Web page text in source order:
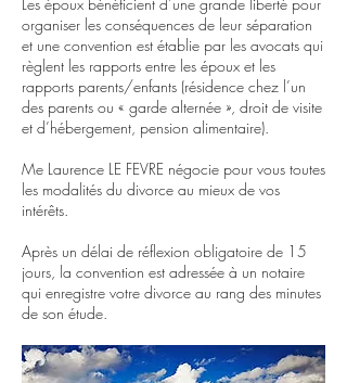
organiser les conséquences de leur séparation
et une convention est établie par les avocats qui
règlent les rapports entre les époux et les
rapports parents/enfants (résidence chez l’un
des parents ou « garde alternée », droit de visite
et d’hébergement, pension alimentaire).
Me Laurence LE FEVRE négocie pour vous toutes
les modalités du divorce au mieux de vos
intérêts.
Après un délai de réflexion obligatoire de 15
jours, la convention est adressée à un notaire
qui enregistre votre divorce au rang des minutes
de son étude.